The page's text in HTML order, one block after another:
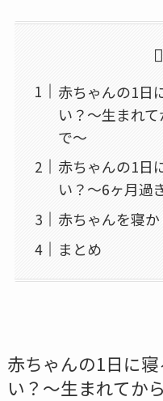
赤ちゃんの1日
い？〜生まれ
で〜
赤ちゃんの1日
い？〜6ヶ月過
赤ちゃんを寝か
まとめ
赤ちゃんの1日に
い？〜生まれてか